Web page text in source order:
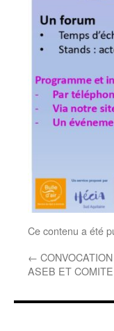
Ce contenu a été
←
ASEB ET